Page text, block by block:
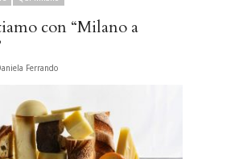
con “Milano a
Ferrando